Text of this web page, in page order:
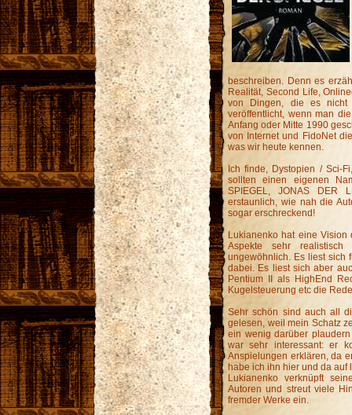
beschreiben. Denn es
Realität, Second Life,
von Dingen, die es
veröffentlicht, wenn man
Anfang oder Mitte 1990
von Internet und FidoNet
was wir heute kennen.
Ich finde, Dystopien / Sci-
sollten einen eigenen
SPIEGEL, JONAS DER
erstaunlich, wie nah die
sogar erschreckend!
Lukianenko hat eine Vision
Aspekte sehr
ungewöhnlich. Es liest sich
dabei. Es liest sich aber
Pentium II als HighEnd
Kugelsteuerung etc die
Sehr schön sind auch all
gelesen, weil mein Schatz
ein wenig darüber
war sehr interessant: er
Anspielungen erklären, da
habe ich ihn hier und da
Lukianenko verknüpft
Autoren und streut viele
fremder Werke ein.